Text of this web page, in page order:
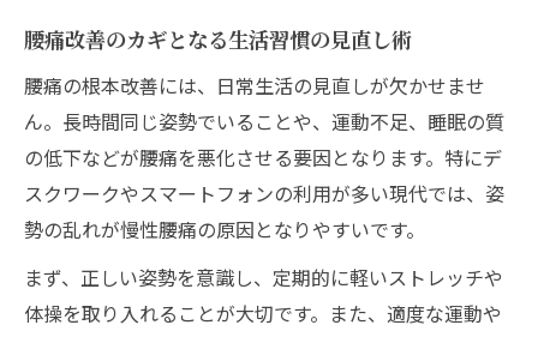
腰痛改善のカギとなる生活習慣の見直し術
腰痛の根本改善には、日常生活の見直しが欠かせませ
ん。長時間同じ姿勢でいることや、運動不足、睡眠の質
の低下などが腰痛を悪化させる要因となります。特にデ
スクワークやスマートフォンの利用が多い現代では、姿
勢の乱れが慢性腰痛の原因となりやすいです。
まず、正しい姿勢を意識し、定期的に軽いストレッチや
体操を取り入れることが大切です。また、適度な運動や